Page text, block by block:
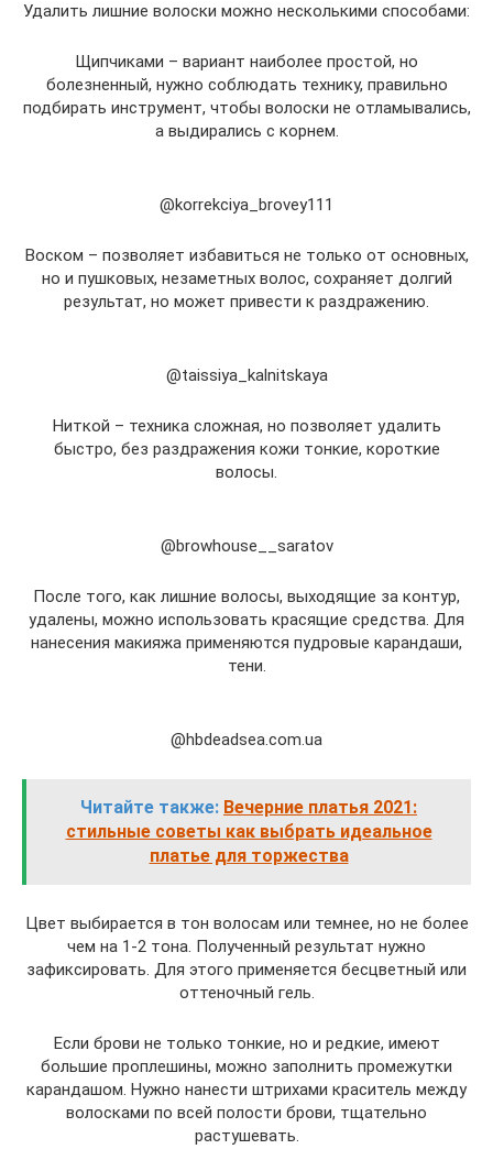
Удалить лишние волоски можно несколькими способами:
Щипчиками – вариант наиболее простой, но
болезненный, нужно соблюдать технику, правильно
подбирать инструмент, чтобы волоски не отламывались,
а выдирались с корнем.
@korrekciya_brovey111
Воском – позволяет избавиться не только от основных,
но и пушковых, незаметных волос, сохраняет долгий
результат, но может привести к раздражению.
@taissiya_kalnitskaya
Ниткой – техника сложная, но позволяет удалить
быстро, без раздражения кожи тонкие, короткие
волосы.
@browhouse__saratov
После того, как лишние волосы, выходящие за контур,
удалены, можно использовать красящие средства. Для
нанесения макияжа применяются пудровые карандаши,
тени.
@hbdeadsea.com.ua
Читайте также: Вечерние платья 2021:
стильные советы как выбрать идеальное
платье для торжества
Цвет выбирается в тон волосам или темнее, но не более
чем на 1-2 тона. Полученный результат нужно
зафиксировать. Для этого применяется бесцветный или
оттеночный гель.
Если брови не только тонкие, но и редкие, имеют
большие проплешины, можно заполнить промежутки
карандашом. Нужно нанести штрихами краситель между
волосками по всей полости брови, тщательно
растушевать.